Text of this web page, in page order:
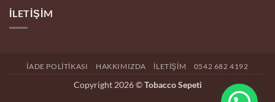
İLETIŞIM
İADE POLITIKASI HAKKIMIZDA İLETIŞIM 0542 682 4192
Copyright 2026 ©Tobacco Sepeti